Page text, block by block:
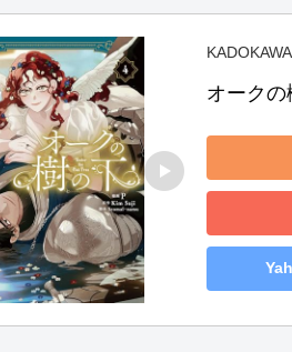
KADOKAWA
オーク